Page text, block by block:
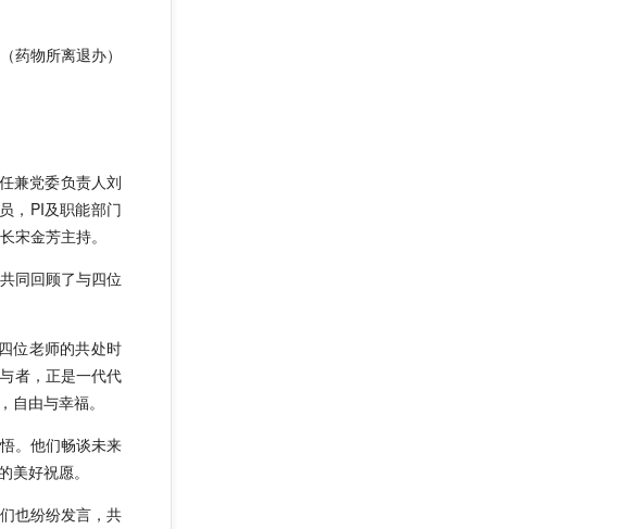
（药物所离退办）
兼党委负责人刘
，PI及职能部门
宋金芳主持。
同回顾了与四位
位老师的共处时
者，正是一代代
由与幸福。
。他们畅谈未来
好祝愿。
也纷纷发言，共